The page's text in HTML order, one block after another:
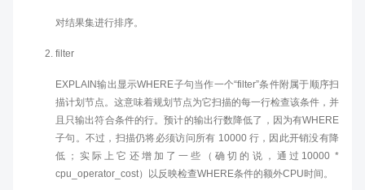
对结果集进行排序。
filter
EXPLAIN输出显示WHERE子句当作一个“filter”条件附属于顺序扫
描计划节点。这意味着规划节点为它扫描的每一行检查该条件，并
且只输出符合条件的行。预计的输出行数降低了，因为有WHERE
子句。不过，扫描仍将必须访问所有 10000 行，因此开销没有降
低；实际上它还增加了一些（确切的说，通过10000 *
cpu_operator_cost）以反映检查WHERE条件的额外CPU时间。